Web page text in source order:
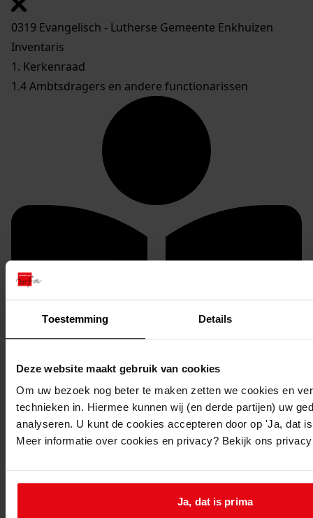
Toestemming Details
Deze website maakt gebruik van cookies
Om uw bezoek nog beter te maken zetten we cookies en
technieken in. Hiermee kunnen wij (en derde partijen) uw
analyseren. U kunt de cookies accepteren door op 'Ja, dat
Meer informatie over cookies en privacy? Bekijk ons
Ja, dat is prima
0319 Evangelisch - Lutherse Gemeente Enkhuizen
Inventaris
1. Kerkenraad
1.4 Ambtsdragers en andere functionarissen
U kunt dit stuk / deze stukken in origineel raadplegen
in de studiezaal van het Westfries Archief (WFA).
U heeft daarvoor de volgende gegevens nodig:
Inventarisnummer: 56